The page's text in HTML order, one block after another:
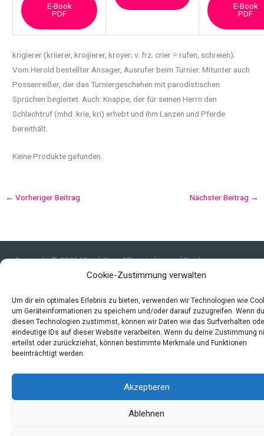
Cookie-Zustimmung verwalten
Um dir ein optimales Erlebnis zu bieten, verwenden wir Technologien wie
um Geräteinformationen zu speichern und/oder darauf zuzugreifen. Wenn du
diesen Technologien zustimmst, können wir Daten wie das Surfverhalten
eindeutige IDs auf dieser Website verarbeiten. Wenn du deine Zustimmung
erteilst oder zurückziehst, können bestimmte Merkmale und Funktionen
beeinträchtigt werden.
Akzeptieren
Ablehnen
E-Book
PDF
E-Book
PDF
krigierer (kriierer, kroijierer, kroyer; v. frz. crier = rufen, schreien).
Vom Heroldbestellter Ansager, Ausrufer beim Turnier. Mitunter auch
Possenreißer, der das Turniergeschehen mit parodistischen
Sprüchen begleitet. Auch: Knappe, der für seinen Herrn den
Schlachtruf (mhd. krie, kri) erhebt und ihm Lanzen und Pferde
bereithält.
Keine Produkte gefunden.
← Vorheriger Beitrag Nächster Beitrag →
Copyright © 2026 Mittelalter - Alltag, Leben und Sterben
Impressum
Datenschutzerklärung und Cookie-Richtlinie
Quellen
Index